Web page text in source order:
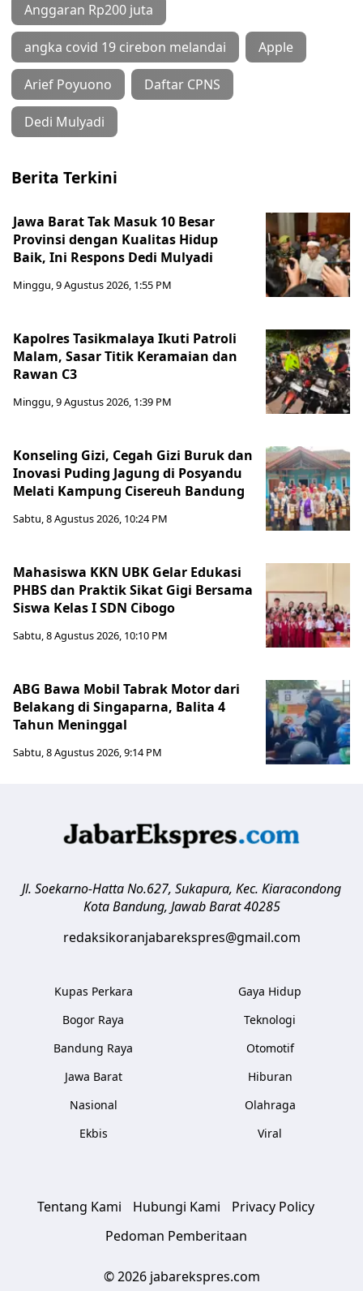
Anggaran Rp200 juta
angka covid 19 cirebon melandai Apple
Arief Poyuono Daftar CPNS
Dedi Mulyadi
Berita Terkini
Jawa Barat Tak Masuk 10 Besar
Provinsi dengan Kualitas Hidup
Baik, Ini Respons Dedi Mulyadi
Minggu, 9 Agustus 2026, 1:55 PM
Kapolres Tasikmalaya Ikuti Patroli
Malam, Sasar Titik Keramaian dan
Rawan C3
Minggu, 9 Agustus 2026, 1:39 PM
Konseling Gizi, Cegah Gizi Buruk dan
Inovasi Puding Jagung di Posyandu
Melati Kampung Cisereuh Bandung
Sabtu, 8 Agustus 2026, 10:24 PM
Mahasiswa KKN UBK Gelar Edukasi
PHBS dan Praktik Sikat Gigi Bersama
Siswa Kelas I SDN Cibogo
Sabtu, 8 Agustus 2026, 10:10 PM
ABG Bawa Mobil Tabrak Motor dari
Belakang di Singaparna, Balita 4
Tahun Meninggal
Sabtu, 8 Agustus 2026, 9:14 PM
Jl. Soekarno-Hatta No.627, Sukapura, Kec. Kiaracondong
Kota Bandung, Jawab Barat 40285
redaksikoranjabarekspres@gmail.com
Kupas Perkara
Bogor Raya
Bandung Raya
Jawa Barat
Nasional
Ekbis
Gaya Hidup
Teknologi
Otomotif
Hiburan
Olahraga
Viral
Tentang Kami Hubungi Kami
Privacy Policy
Pedoman Pemberitaan
© 2026 jabarekspres.com